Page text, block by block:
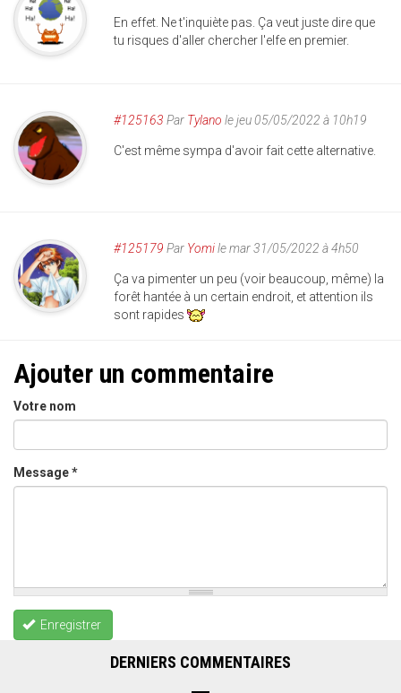
En effet. Ne t'inquiète pas. Ça veut juste dire que
tu risques d'aller chercher l'elfe en premier.
#125163 Par Tylano le jeu 05/05/2022 à 10h19
C'est même sympa d'avoir fait cette alternative.
#125179 Par Yomile mar 31/05/2022 à 4h50
Ça va pimenter un peu (voir beaucoup, même) la
forêt hantée à un certain endroit, et attention ils
sont rapides
Ajouter un commentaire
Votre nom
Message*
Enregistrer
DERNIERS COMMENTAIRES